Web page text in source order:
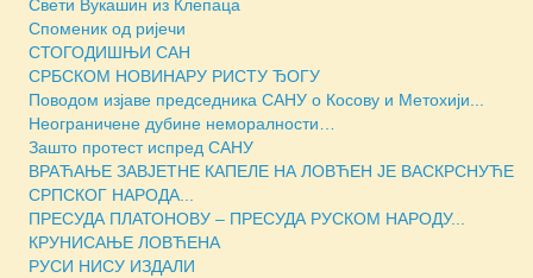
Свети Вукашин из Клепаца
Споменик од ријечи
СТОГОДИШЊИ САН
СРБСКОМ НОВИНАРУ РИСТУ ЂОГУ
Поводом изјаве председника САНУ о Косову и Метохији...
Неограничене дубине неморалности…
Зашто протест испред САНУ
ВРАЋАЊЕ ЗАВЈЕТНЕ КАПЕЛЕ НА ЛОВЋЕН ЈЕ ВАСКРСНУЋЕ
СРПСКОГ НАРОДА...
ПРЕСУДА ПЛАТОНОВУ – ПРЕСУДА РУСКОМ НАРОДУ...
КРУНИСАЊЕ ЛОВЋЕНА
РУСИ НИСУ ИЗДАЛИ